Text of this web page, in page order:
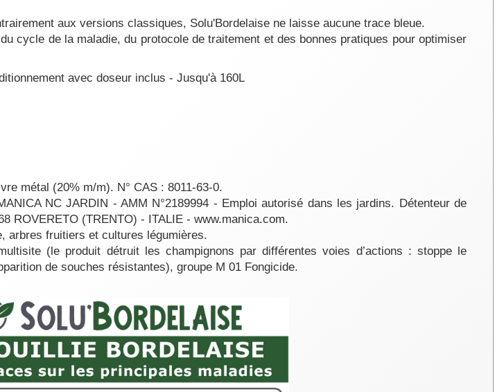
aux versions classiques, Solu'Bordelaise ne laisse aucune trace bleue.
cycle de la maladie, du protocole de traitement et des bonnes pratiques pour optimiser
avec doseur inclus - Jusqu'à 160L
métal (20% m/m). N° CAS : 8011-63-0.
NC JARDIN - AMM N°2189994 - Emploi autorisé dans les jardins. Détenteur de
ROVERETO (TRENTO) - ITALIE - www.manica.com.
arbres fruitiers et cultures légumières.
(le produit détruit les champignons par différentes voies d’actions : stoppe le
de souches résistantes), groupe M 01 Fongicide.